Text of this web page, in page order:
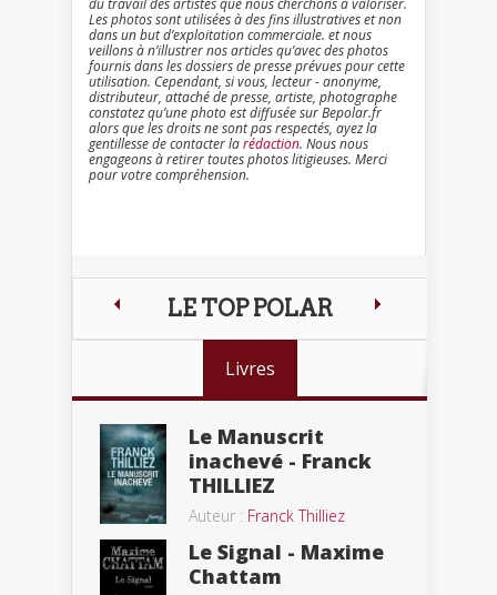
du travail des artistes que nous cherchons à valoriser.
Les photos sont utilisées à des fins illustratives et non
dans un but d’exploitation commerciale. et nous
veillons à n’illustrer nos articles qu’avec des photos
fournis dans les dossiers de presse prévues pour cette
utilisation. Cependant, si vous, lecteur - anonyme,
distributeur, attaché de presse, artiste, photographe
constatez qu’une photo est diffusée sur Bepolar.fr
alors que les droits ne sont pas respectés, ayez la
gentillesse de contacter larédaction. Nous nous
engageons à retirer toutes photos litigieuses. Merci
pour votre compréhension.
LE TOP POLAR
Livres
Le Manuscrit
inachevé - Franck
THILLIEZ
Auteur : Franck Thilliez
Le Signal - Maxime
Chattam